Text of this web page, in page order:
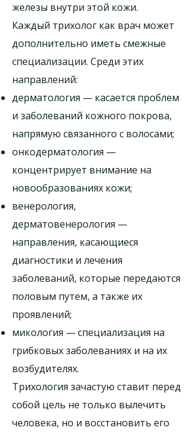
железы внутри этой кожи.
Каждый трихолог как врач может
дополнительно иметь смежные
специализации. Среди этих
направлений:
дерматология — касается проблем
и заболеваний кожного покрова,
напрямую связанного с волосами;
онкодерматология —
концентрирует внимание на
новообразованиях кожи;
венерология,
дерматовенерология —
направления, касающиеся
диагностики и лечения
заболеваний, которые передаются
половым путем, а также их
проявлений;
микология — специализация на
грибковых заболеваниях и на их
возбудителях.
Трихология зачастую ставит перед
собой цель не только вылечить
человека, но и восстановить его